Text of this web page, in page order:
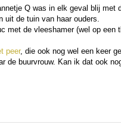
Q was in elk geval blij met
de tuin van haar ouders.
met de vleeshamer (wel op een
peer, die ook nog wel een keer
de buurvrouw. Kan ik dat ook